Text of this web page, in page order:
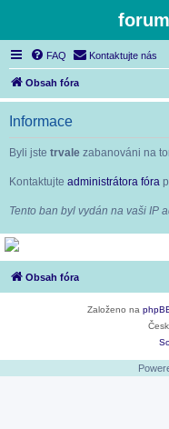
FAQ Kontaktujte nás
Obsah fóra
Informace
Byli jste trvale zabanováni na
Kontaktujte administrátora fóra
Tento ban byl vydán na vaši IP
Obsah fóra
Založeno na